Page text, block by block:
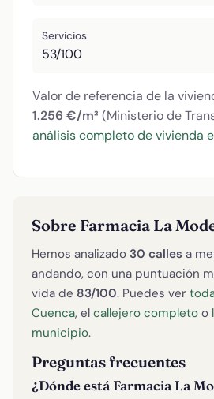
Servicios
53/100
Valor de referencia de la
1.256 €/m² (Ministerio de
análisis completo de vivienda
Sobre Farmacia La
Hemos analizado 30 calles a
andando, con una puntuación
vida de 83/100. Puedes ver
Cuenca, el callejero completo o
municipio.
Preguntas frecuentes
¿Dónde está Farmacia La